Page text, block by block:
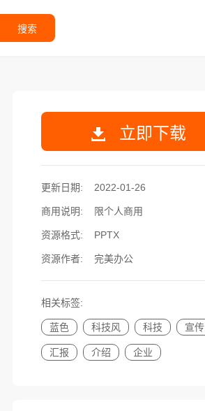
搜索
立即下载
更新日期: 2022-01-26
商用说明: 限个人商用
资源格式: PPTX
资源作者: 完美办公
相关标签:
蓝色 科技风 科技 宣传
汇报 介绍 企业